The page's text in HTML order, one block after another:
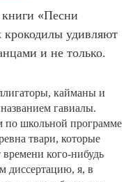
«Песни
крокодилы удивляют
и не только.
кайманы и
гавиалы.
по школьной программе
твари, которые
кого-нибудь
диссертацию, я, в